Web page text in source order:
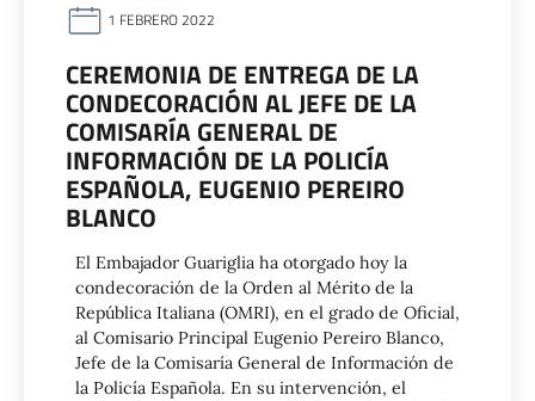
1 FEBRERO 2022
CEREMONIA DE ENTREGA DE LA
CONDECORACIÓN AL JEFE DE LA
COMISARÍA GENERAL DE
INFORMACIÓN DE LA POLICÍA
ESPAÑOLA, EUGENIO PEREIRO
BLANCO
El Embajador Guariglia ha otorgado hoy la
condecoración de la Orden al Mérito de la
República Italiana (OMRI), en el grado de Oficial,
al Comisario Principal Eugenio Pereiro Blanco,
Jefe de la Comisaría General de Información de
la Policía Española. En su intervención, el